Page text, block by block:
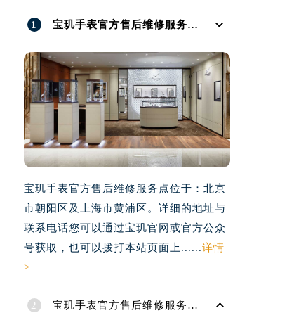
1 宝玑手表官方售后维修服务点地址在哪呢？
宝玑手表官方售后维修服务点位于：北京
市朝阳区及上海市黄浦区。详细的地址与
联系电话您可以通过宝玑官网或官方公众
号获取，也可以拨打本站页面上......详情
>
2 宝玑手表官方售后维修服务点电话是多少？